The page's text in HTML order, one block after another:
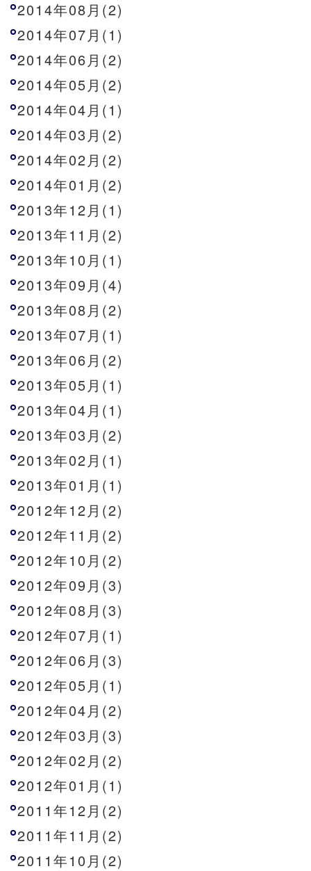
2014年08月(2)
2014年07月(1)
2014年06月(2)
2014年05月(2)
2014年04月(1)
2014年03月(2)
2014年02月(2)
2014年01月(2)
2013年12月(1)
2013年11月(2)
2013年10月(1)
2013年09月(4)
2013年08月(2)
2013年07月(1)
2013年06月(2)
2013年05月(1)
2013年04月(1)
2013年03月(2)
2013年02月(1)
2013年01月(1)
2012年12月(2)
2012年11月(2)
2012年10月(2)
2012年09月(3)
2012年08月(3)
2012年07月(1)
2012年06月(3)
2012年05月(1)
2012年04月(2)
2012年03月(3)
2012年02月(2)
2012年01月(1)
2011年12月(2)
2011年11月(2)
2011年10月(2)